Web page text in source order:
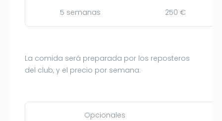
5 semanas 250 €
La comida será preparada por los reposteros
del club, y el precio por semana:
Opcionales